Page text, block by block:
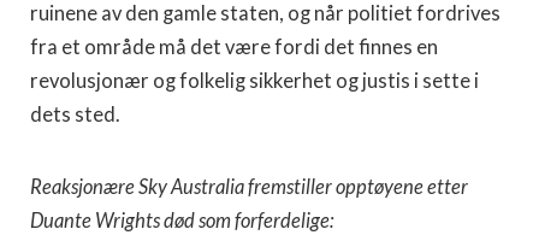
ruinene av den gamle staten, og når politiet fordrives
fra et område må det være fordi det finnes en
revolusjonær og folkelig sikkerhet og justis i sette i
dets sted.
Reaksjonære Sky Australia fremstiller opptøyene etter
Duante Wrights død som forferdelige: